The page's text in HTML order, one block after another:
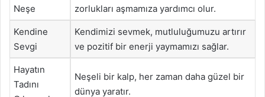
Neşe
zorlukları aşmamıza yardımcı olur.
Kendine
Sevgi
Kendimizi sevmek, mutluluğumuzu artırır
ve pozitif bir enerji yaymamızı sağlar.
Hayatın
Tadını
Neşeli bir kalp, her zaman daha güzel bir
dünya yaratır.